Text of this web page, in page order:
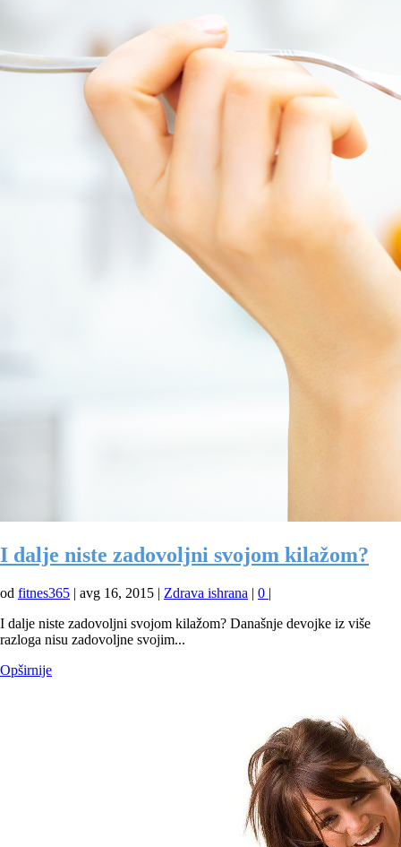
I dalje niste zadovoljni svojom kilažom?
od fitnes365 | avg 16, 2015 | Zdrava ishrana | 0 |
I dalje niste zadovoljni svojom kilažom? Današnje devojke iz više
razloga nisu zadovoljne svojim...
Opširnije